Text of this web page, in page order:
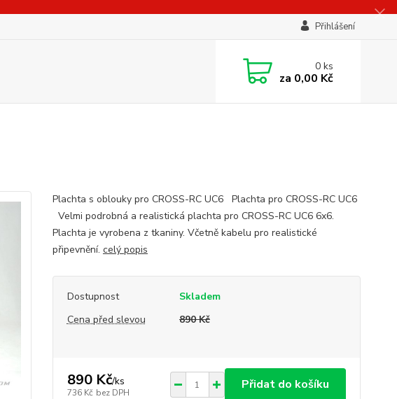
Přihlášení
0ks
za 0,00 Kč
Plachta s oblouky pro CROSS-RC UC6 Plachta pro CROSS-RC UC6
Velmi podrobná a realistická plachta pro CROSS-RC UC6 6x6.
Plachta je vyrobena z tkaniny. Včetně kabelu pro realistické
připevnění. celý popis
Dostupnost
Skladem
Cena před slevou
890 Kč
890 Kč/ks
736 Kč bez DPH
Přidat do košíku